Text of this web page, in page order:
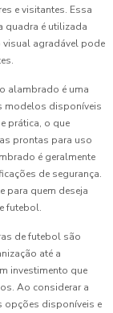
e visitantes. Essa
quadra é utilizada
visual agradável pode
alambrado é uma
modelos disponíveis
prática, o que
prontas para uso
é geralmente
de segurança.
para quem deseja
futebol.
de futebol são
até a
investimento que
Ao considerar a
opções disponíveis e